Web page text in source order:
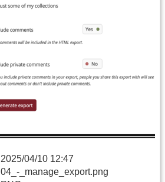
2025/04/10 12:47
04_-_manage_export.png